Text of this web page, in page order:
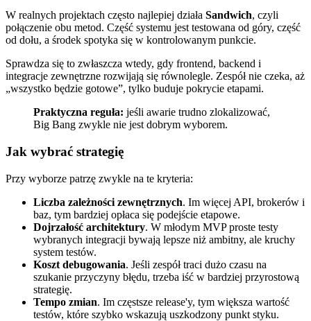
W realnych projektach często najlepiej działa Sandwich, czyli
połączenie obu metod. Część systemu jest testowana od góry, część
od dołu, a środek spotyka się w kontrolowanym punkcie.
Sprawdza się to zwłaszcza wtedy, gdy frontend, backend i
integracje zewnętrzne rozwijają się równolegle. Zespół nie czeka, aż
„wszystko będzie gotowe”, tylko buduje pokrycie etapami.
Praktyczna reguła: jeśli awarie trudno zlokalizować,
Big Bang zwykle nie jest dobrym wyborem.
Jak wybrać strategię
Przy wyborze patrzę zwykle na te kryteria:
Liczba zależności zewnętrznych. Im więcej API, brokerów i
baz, tym bardziej opłaca się podejście etapowe.
Dojrzałość architektury. W młodym MVP proste testy
wybranych integracji bywają lepsze niż ambitny, ale kruchy
system testów.
Koszt debugowania. Jeśli zespół traci dużo czasu na
szukanie przyczyny błędu, trzeba iść w bardziej przyrostową
strategię.
Tempo zmian. Im częstsze release'y, tym większa wartość
testów, które szybko wskazują uszkodzony punkt styku.